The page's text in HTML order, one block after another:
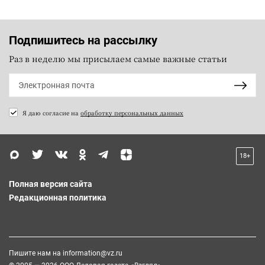
Подпишитесь на рассылку
Раз в неделю мы присылаем самые важные статьи
Я даю согласие на обработку персональных данных
18+
Полная версия сайта
Редакционная политика
Пишите нам на information@vz.ru